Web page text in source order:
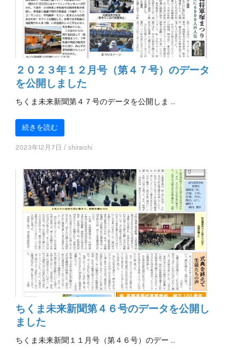
２０２３年１２月号（第４７号）のデータ
を公開しました
ちくま未来新聞第４７号のデータを公開しま …
続きを読む
2023年12月7日 / shiraishi
ちくま未来新聞第４６号のデータを公開し
ました
ちくま未来新聞１１月号（第４６号）のデー …